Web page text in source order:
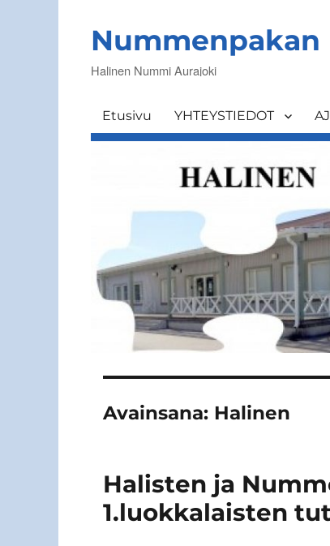
Nummenpakan
Halinen Nummi Aurajoki
Etusivu YHTEYSTIEDOT
Avainsana: Halinen
Halisten ja
1.luokkalaisten